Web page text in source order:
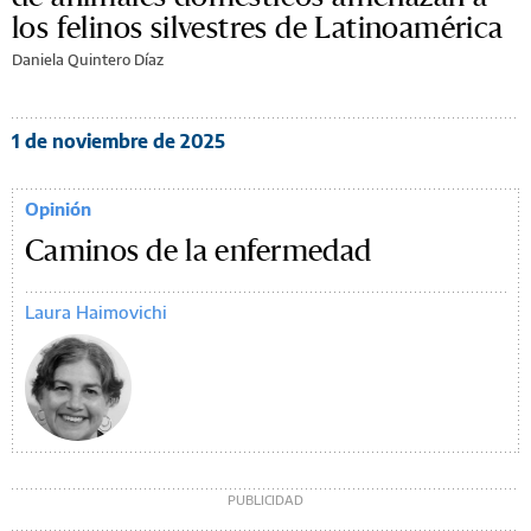
los felinos silvestres de Latinoamérica
Daniela Quintero Díaz
1 de noviembre de 2025
Opinión
Caminos de la enfermedad
Laura Haimovichi